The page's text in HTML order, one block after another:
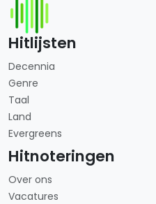
Hitlijsten
Decennia
Genre
Taal
Land
Evergreens
Hitnoteringen
Over ons
Vacatures